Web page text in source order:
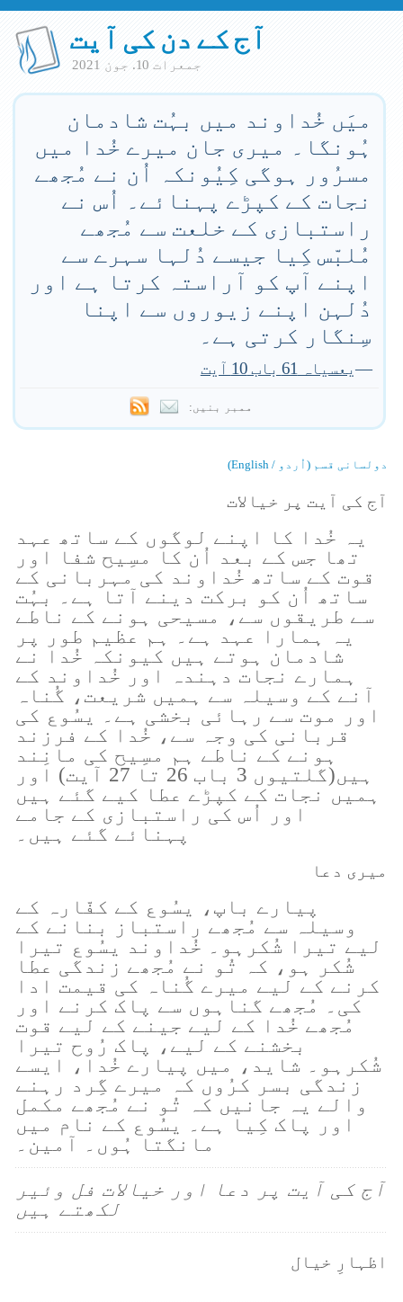
آج کے دن کی آیت
جمعرات 10. جون 2021
میَں خُداوند میں بہُت شادمان
ہُونگا۔ میری جان میرے خُدا میں
مسرُور ہوگی کِیُونکہ اُن نے مُجھے
نجات کے کپڑے پہنائے۔ اُس نے
راستبازی کے خلعت سے مُجھے
مُلبّس کِیا جیسے دُلہا سہرے سے
اپنے آپ کو آراستہ کرتا ہے اور
دُلہن اپنے زیوروں سے اپنا
سِنگار کرتی ہے۔
—یعسیاہ 61 باب 10 آیت
ممبر بنیں:
دولسانی قسم (اُردو / English)
آج کی آیت پر خیالات
یہ خُدا کا اپنے لوگوں کے ساتھ عہد
تھا جس کے بعد اُن کا مسِیح شفا اور
قوت کے ساتھ خُداوند کی مہربانی کے
ساتھ اُن کو برکت دینے آتا ہے۔ بہُت
سے طریقوں سے، مسیحی ہونے کے ناطے
یہ ہمارا عہد ہے۔ ہم عظیم طور پر
شادمان ہوتے ہیں کیونکہ خُدا نے
ہمارے نجات دہندہ اور خُداوند کے
آنے کے وسیلہ سے ہمیں شریعت، گُناہ
اور موت سے رہائی بخشی ہے۔ یسُوع کی
قربانی کی وجہ سے، خُدا کے فرزند
ہونے کے ناطے ہم مسِیح کی مانِند
ہیں(گلتیوں 3 باب 26 تا 27 آیت) اور
ہمیں نجات کے کپڑے عطا کیے گئے ہیں
اور اُس کی راستبازی کے جامے
پہنائے گئے ہیں۔
میری دعا
پیارے باپ، یسُوع کے کفّارہ کے
وسیلہ سے مُجھے راستباز بنانے کے
لیے تیرا شُکرہو۔ خُداوند یسُوع تیرا
شُکر ہو، کہ تُو نے مُجھے زندگی عطا
کرنے کے لیے میرے گُناہ کی قیمت ادا
کی۔ مُجھے گناہوں سے پاک کرنے اور
مُجھے خُدا کے لیے جینے کے لیے قوت
بخشنے کے لیے، پاک رُوح تیرا
شُکرہو۔ شاید، میں پیارے خُدا، ایسے
زندگی بسر کرُوں کہ میرے گِرد رہنے
والے یہ جانیں کہ تُو نے مُجھے مکمل
اور پاک کِیا ہے۔ یسُوع کے نام میں
مانگتا ہُوں۔ آمین۔
آج کی آیت پر دعا اور خیالات فل وئیر
لکھتے ہیں
اظہارِ خیال